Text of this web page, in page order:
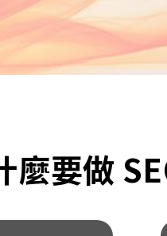
麼要做